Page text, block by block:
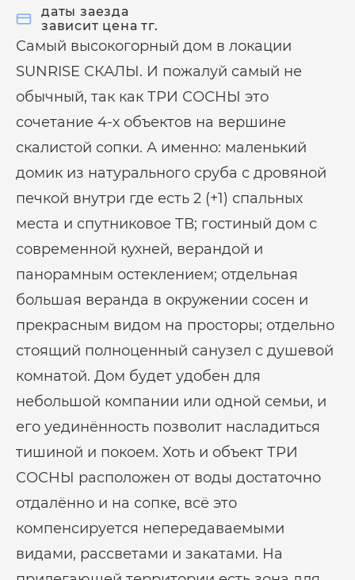
даты заезда
зависит цена тг.
Самый высокогорный дом в локации
SUNRISE СКАЛЫ. И пожалуй самый не
обычный, так как ТРИ СОСНЫ это
сочетание 4-х объектов на вершине
скалистой сопки. А именно: маленький
домик из натурального сруба с дровяной
печкой внутри где есть 2 (+1) спальных
места и спутниковое ТВ; гостиный дом с
современной кухней, верандой и
панорамным остеклением; отдельная
большая веранда в окружении сосен и
прекрасным видом на просторы; отдельно
стоящий полноценный санузел с душевой
комнатой. Дом будет удобен для
небольшой компании или одной семьи, и
его уединённость позволит насладиться
тишиной и покоем. Хоть и объект ТРИ
СОСНЫ расположен от воды достаточно
отдалённо и на сопке, всё это
компенсируется непередаваемыми
видами, рассветами и закатами. На